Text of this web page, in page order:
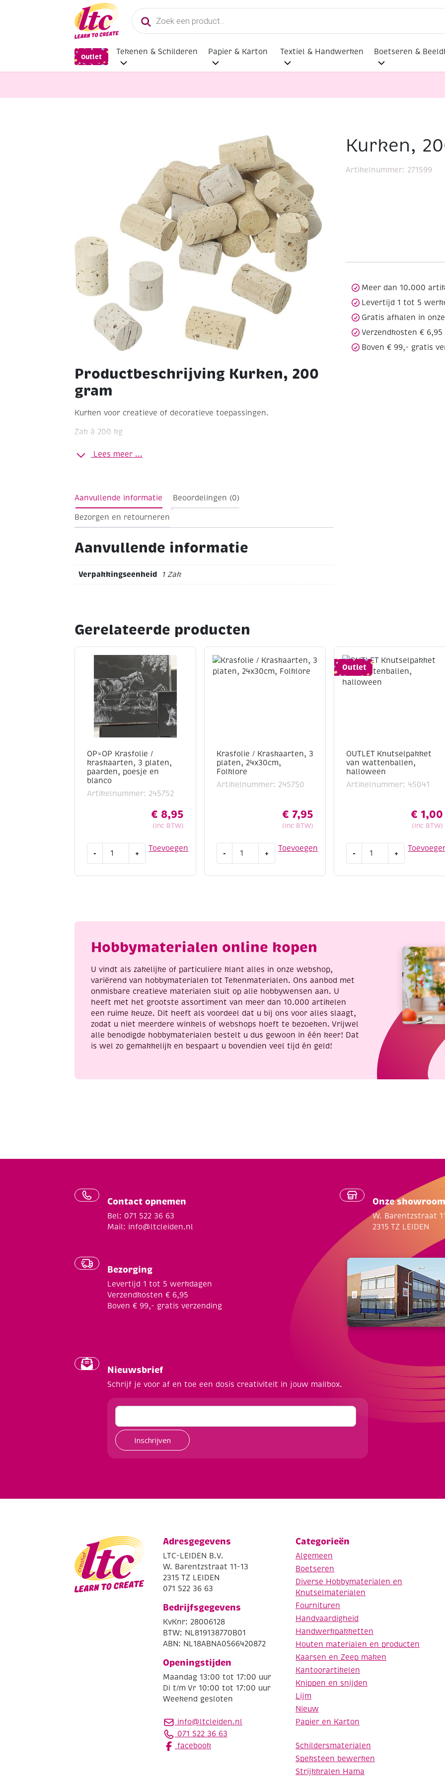
Producten
zoeken
Outlet
Tekenen & Schilderen Papier & Karton Textiel & Handwerken Boetseren &
Diverse Hobbymaterialen en Knutselmaterialen
Productbeschrijving Kurken, 200
gram
Kurken voor creatieve of decoratieve toepassingen.
Zak à 200 kg
Lees meer ...
Kurken,
Artikelnummer: 271599
Meer dan 10.000
Levertijd 1 tot 5
Gratis afhalen in
Verzendkosten € 6,95
Boven € 99,- gratis
Aanvullende informatie Beoordelingen (0)
Bezorgen en retourneren
Aanvullende informatie
Verpakkingseenheid 1 Zak
Gerelateerde producten
OP=OP Krasfolie /
kraskaarten, 3 platen,
paarden, poesje en
blanco
Artikelnummer: 245752
€ 8,95
(Inc BTW)
Toevoegen
-
Krasfolie
poesje
blanco
+
Krasfolie / Kraskaarten, 3
platen, 24x30cm,
Folklore
Artikelnummer: 245750
€ 7,95
(Inc BTW)
Toevoegen
-
aantal
+
Outlet
OUTLET Knutselpakket
van wattenballen,
halloween
Artikelnummer: 45041
€ 1,00
(Inc BTW)
-
Knutselpakket
+
Hobbymaterialen online kopen
U vindt als zakelijke of particuliere klant alles in onze webshop,
variërend van hobbymaterialen tot Tekenmaterialen. Ons aanbod met
onmisbare creatieve materialen sluit op alle hobbywensen aan. U
heeft met het grootste assortiment van meer dan 10.000 artikelen
een ruime keuze. Dit heeft als voordeel dat u bij ons voor alles slaagt,
zodat u niet meerdere winkels of webshops hoeft te bezoeken. Vrijwel
alle benodigde hobbymaterialen bestelt u dus gewoon in één keer! Dat
is wel zo gemakkelijk en bespaart u bovendien veel tijd én geld!
Contact opnemen
Bel: 071 522 36 63
Mail: info@ltcleiden.nl
Bezorging
Levertijd 1 tot 5 werkdagen
Verzendkosten € 6,95
Boven € 99,- gratis verzending
Onze showroom
W. Barentzstraat
2315 TZ LEIDEN
Nieuwsbrief
Schrijf je voor af en toe een dosis creativiteit in jouw mailbox.
Inschrijven
Adresgegevens
LTC-LEIDEN B.V.
W. Barentzstraat 11-13
2315 TZ LEIDEN
071 522 36 63
Bedrijfsgegevens
KvKnr: 28006128
BTW: NL819138770B01
ABN: NL18ABNA0566420872
Openingstijden
Maandag 13:00 tot 17:00 uur
Di t/m Vr 10:00 tot 17:00 uur
Weekend gesloten
info@ltcleiden.nl
071 522 36 63
facebook
Categorieën
Algemeen
Boetseren
Diverse Hobbymaterialen en
Knutselmaterialen
Fournituren
Handvaardigheid
Handwerkpakketten
Houten materialen en producten
Kaarsen en Zeep maken
Kantoorartikelen
Knippen en snijden
Lijm
Nieuw
Papier en Karton
Schildersmaterialen
Speksteen bewerken
Strijkkralen Hama